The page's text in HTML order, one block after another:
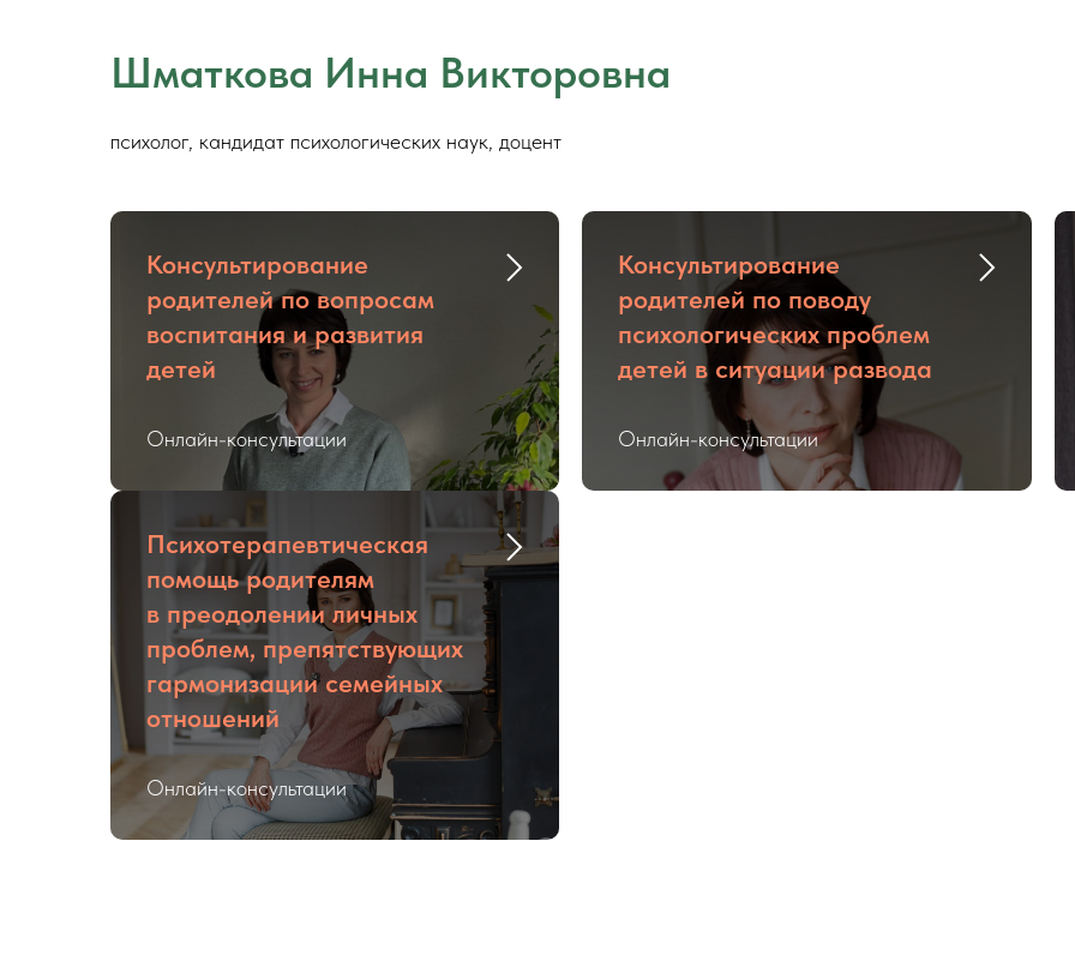
Шматкова Инна Викторовна
психолог, кандидат психологических наук, доцент
Консультирование
родителей по вопросам
воспитания и развития
детей
Онлайн-консультации
Консультирование
родителей по поводу
психологических проблем
детей в ситуации развода
Онлайн-консультации
Психотерапевтическая
помощь родителям
в преодолении личных
проблем, препятствующих
гармонизации семейных
отношений
Онлайн-консультации